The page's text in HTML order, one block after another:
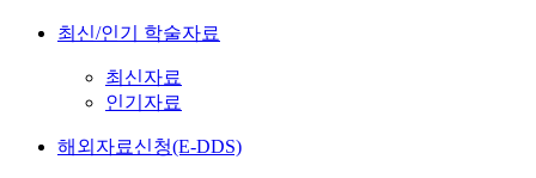
최신/인기 학술자료
최신자료
인기자료
해외자료신청(E-DDS)